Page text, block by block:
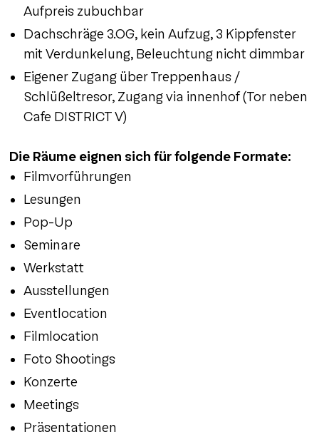
Aufpreis zubuchbar
Dachschräge 3.OG, kein Aufzug, 3 Kippfenster
mit Verdunkelung, Beleuchtung nicht dimmbar
Eigener Zugang über Treppenhaus /
Schlüßeltresor, Zugang via innenhof (Tor neben
Cafe DISTRICT V)
Die Räume eignen sich für folgende Formate:
Filmvorführungen
Lesungen
Pop-Up
Seminare
Werkstatt
Ausstellungen
Eventlocation
Filmlocation
Foto Shootings
Konzerte
Meetings
Präsentationen